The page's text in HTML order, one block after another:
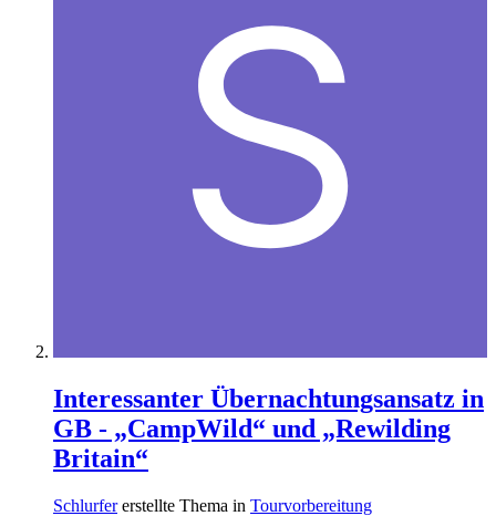
Interessanter Übernachtungsansatz in
GB - „CampWild“ und „Rewilding
Britain“
Schlurfererstellte Thema in Tourvorbereitung